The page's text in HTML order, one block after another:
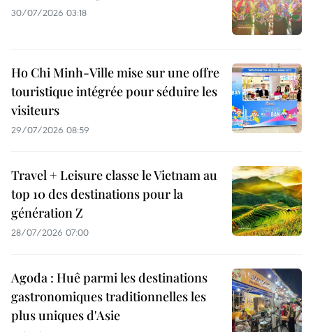
30/07/2026 03:18
Ho Chi Minh-Ville mise sur une offre
touristique intégrée pour séduire les
visiteurs
29/07/2026 08:59
Travel + Leisure classe le Vietnam au
top 10 des destinations pour la
génération Z
28/07/2026 07:00
Agoda : Huê parmi les destinations
gastronomiques traditionnelles les
plus uniques d'Asie